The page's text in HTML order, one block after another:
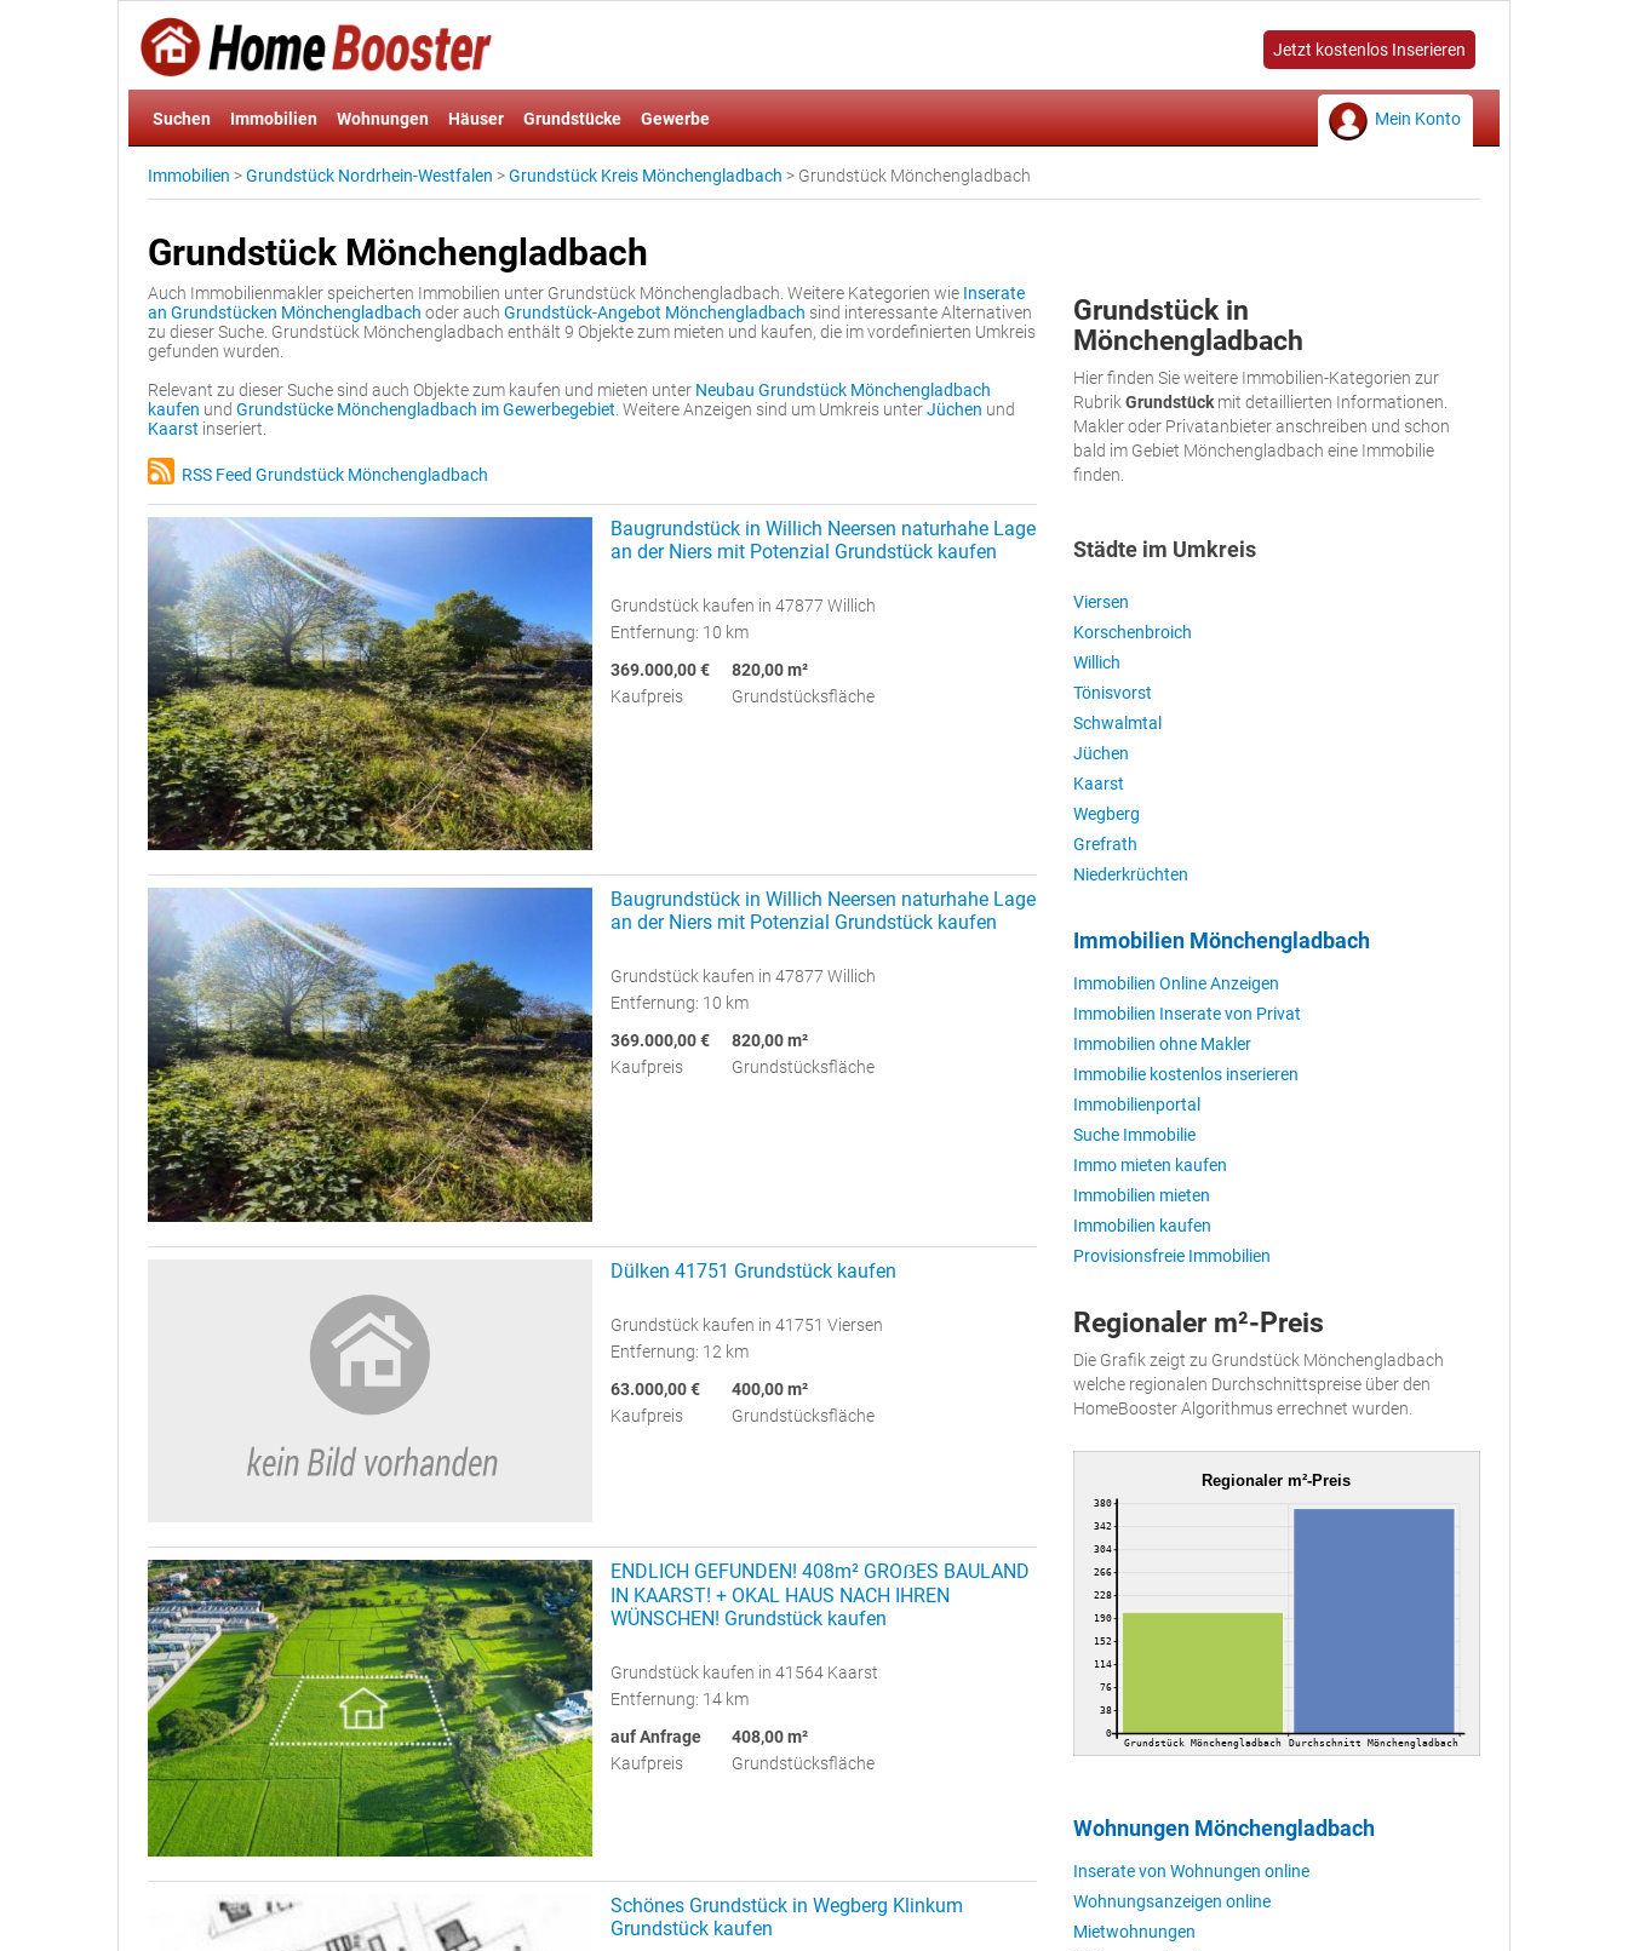
Jetzt kostenlos Inserieren
Suchen Immobilien Wohnungen Häuser Grundstücke Gewerbe Mein Konto
Immobilien >Grundstück Nordrhein-Westfalen >Grundstück Kreis Mönchengladbach > Grundstück Mönchengladbach
Grundstück Mönchengladbach
Auch Immobilienmakler speicherten Immobilien unter Grundstück Mönchengladbach. Weitere Kategorien wie Inserate
an Grundstücken Mönchengladbach oder auch Grundstück-Angebot Mönchengladbach sind interessante Alternativen
zu dieser Suche. Grundstück Mönchengladbach enthält 9 Objekte zum mieten und kaufen, die im vordefinierten Umkreis
gefunden wurden.
Relevant zu dieser Suche sind auch Objekte zum kaufen und mieten unter Neubau Grundstück Mönchengladbach
kaufen und Grundstücke Mönchengladbach im Gewerbegebiet . Weitere Anzeigen sind um Umkreis unterJüchen und
Kaarst inseriert.
RSS Feed Grundstück Mönchengladbach
Baugrundstück in Willich Neersen naturhahe Lage
an der Niers mit Potenzial Grundstück kaufen
Grundstück kaufen in 47877 Willich
Entfernung: 10 km
369.000,00 €
Kaufpreis
820,00 m²
Grundstücksfläche
Baugrundstück in Willich Neersen naturhahe Lage
an der Niers mit Potenzial Grundstück kaufen
Grundstück kaufen in 47877 Willich
Entfernung: 10 km
369.000,00 €
Kaufpreis
820,00 m²
Grundstücksfläche
Dülken 41751 Grundstück kaufen
Grundstück kaufen in 41751 Viersen
Entfernung: 12 km
63.000,00 €
Kaufpreis
400,00 m²
Grundstücksfläche
ENDLICH GEFUNDEN! 408m² GROẞES BAULAND
IN KAARST! + OKAL HAUS NACH IHREN
WÜNSCHEN! Grundstück kaufen
Grundstück kaufen in 41564 Kaarst
Entfernung: 14 km
auf Anfrage
Kaufpreis
408,00 m²
Grundstücksfläche
Schönes Grundstück in Wegberg Klinkum
Grundstück kaufen
Grundstück in
Mönchengladbach
Hier finden Sie weitere Immobilien-Kategorien zur
Rubrik Grundstück mit detaillierten Informationen.
Makler oder Privatanbieter anschreiben und schon
bald im Gebiet Mönchengladbach eine Immobilie
finden.
Städte im Umkreis
Viersen
Korschenbroich
Willich
Tönisvorst
Schwalmtal
Jüchen
Kaarst
Wegberg
Grefrath
Niederkrüchten
Immobilien Mönchengladbach
Immobilien Online Anzeigen
Immobilien Inserate von Privat
Immobilien ohne Makler
Immobilie kostenlos inserieren
Immobilienportal
Suche Immobilie
Immo mieten kaufen
Immobilien mieten
Immobilien kaufen
Provisionsfreie Immobilien
Regionaler m²-Preis
Die Grafik zeigt zu Grundstück Mönchengladbach
welche regionalen Durchschnittspreise über den
HomeBooster Algorithmus errechnet wurden.
Regionaler m²-Preis
0
38
76
114
152
190
228
266
304
342
380
Grundstück Mönchengladbach Durchschnitt Mönchengladbach
Wohnungen Mönchengladbach
Inserate von Wohnungen online
Wohnungsanzeigen online
Mietwohnungen